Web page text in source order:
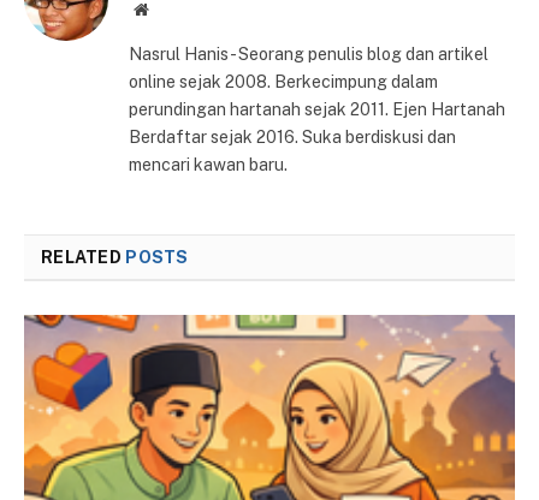
Website
Nasrul Hanis - Seorang penulis blog dan artikel
online sejak 2008. Berkecimpung dalam
perundingan hartanah sejak 2011. Ejen Hartanah
Berdaftar sejak 2016. Suka berdiskusi dan
mencari kawan baru.
RELATED POSTS